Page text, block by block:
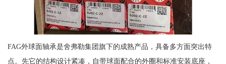
FAG外球面轴承是舍弗勒集团旗下的成熟产品，具备多方面突出特
点。先它的结构设计紧凑，自带球面配合的外圈和标准安装底座，